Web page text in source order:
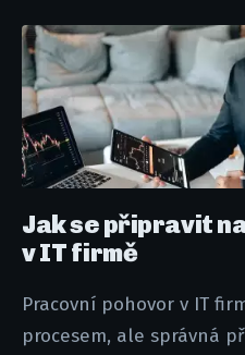
Jak se připravit
v IT firmě
Pracovní pohovor v IT
procesem, ale správná